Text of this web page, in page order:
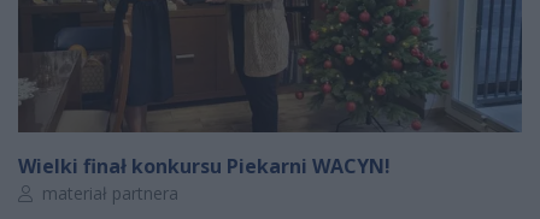
Wielki finał konkursu Piekarni WACYN!
Autor artykułu:
materiał partnera